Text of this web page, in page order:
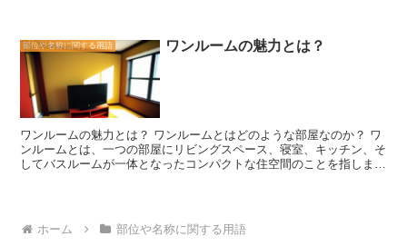
た、開き戸は取り付けや修理が容易ですが、引き戸はスムーズな開閉
が可能です。 玄関扉は家の顔とも言える重要な要素です。開き戸と
引き戸の違いを理解し、自分のニーズに合った扉を選ぶことで、快適
で魅力的な玄関を作り出すことができます。
は、部屋の美しさや快適さを追求するために使用されます。また、け
らばは、断熱材や防音材としても機能することがあります。 けらば
の種類は非常に多岐にわたります。木材のけらばは、自然な風合いや
温かみを持ち、建物に温かみを与えることができます。プラスチック
や金属のけらばは、耐久性やメンテナンスのしやすさが特徴です。ま
た、最近では、環境に配慮したけらばも増えてきており、リサイクル
素材や自然素材を使用したけらばも人気です。 けらばは、建物のデ
ザインや雰囲気を大きく左右する重要な要素です。そのため、けらば
の選び方や取り付け方には注意が必要です。建築やリフォームをする
部位や名称に関する用語 ワンルームの魅力とは？
ワンルームの魅力とは？ ワンルームとはどのような部屋なのか？ ワ
ンルームとは、一つの部屋にリビングスペース、寝室、キッチン、そ
してバスルームが一体となったコンパクトな住空間のことを指しま
ため、移動の手間が省けます。例えば、リビングでテレビを見ながら
料理をすることも可能ですし、ベッドに寝転がりながら食事をするこ
ホーム 部位や名称に関する用語